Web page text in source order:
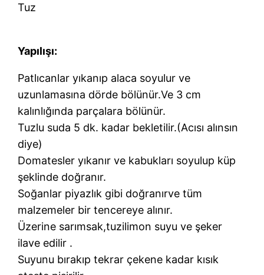
Tuz
Yapılışı:
Patlıcanlar yıkanıp alaca soyulur ve
uzunlamasına dörde bölünür.Ve 3 cm
kalınlığında parçalara bölünür.
Tuzlu suda 5 dk. kadar bekletilir.(Acısı alınsın
diye)
Domatesler yıkanır ve kabukları soyulup küp
şeklinde doğranır.
Soğanlar piyazlık gibi doğranırve tüm
malzemeler bir tencereye alınır.
Üzerine sarımsak,tuzilimon suyu ve şeker
ilave edilir .
Suyunu bırakıp tekrar çekene kadar kısık